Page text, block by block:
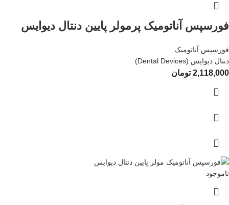
فورسپس آناتومیک پرمولر پایین دنتال دیوایس
فورسپس آناتومیک
دنتال دیوایس (Dental Devices)
2,118,000 تومان
ناموجود